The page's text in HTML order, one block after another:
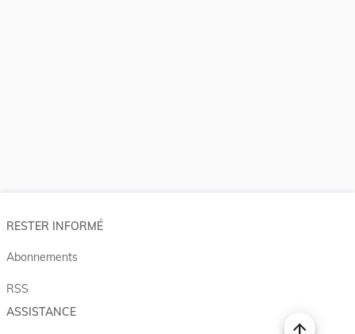
RESTER INFORMÉ
Abonnements
RSS
ASSISTANCE